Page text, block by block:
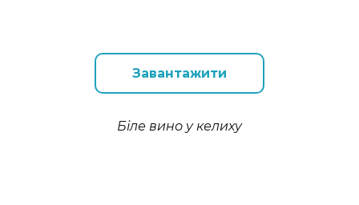
Завантажити
Біле вино у келиху